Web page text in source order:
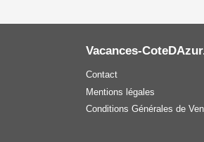
Vacances-
Contact
Mentions légales
Conditions Générales de